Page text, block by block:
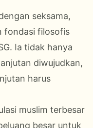
seksama,
fondasi filosofis
Ia tidak hanya
diwujudkan,
harus
muslim terbesar
besar untuk